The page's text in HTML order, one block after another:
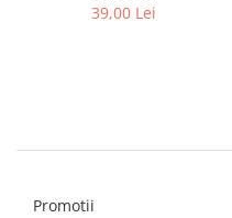
39,00 Lei
Promotii